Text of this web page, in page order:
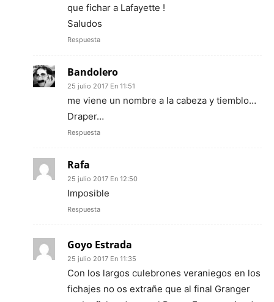
que fichar a Lafayette !
Saludos
Respuesta
Bandolero
25 julio 2017 En 11:51
me viene un nombre a la cabeza y tiemblo…
Draper…
Respuesta
Rafa
25 julio 2017 En 12:50
Imposible
Respuesta
Goyo Estrada
25 julio 2017 En 11:35
Con los largos culebrones veraniegos en los
fichajes no os extrañe que al final Granger